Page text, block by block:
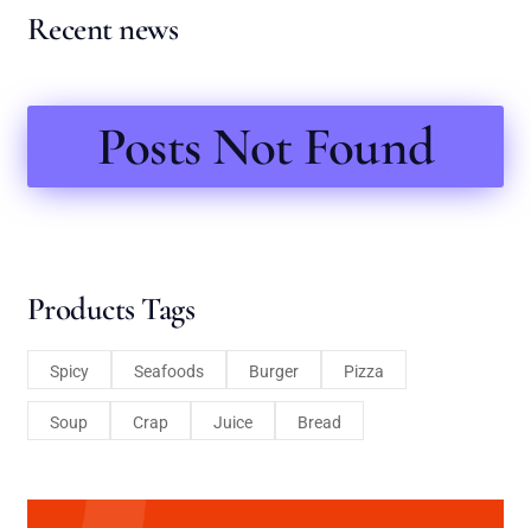
Recent news
Posts Not Found
Products Tags
Spicy Seafoods Burger Pizza
Soup Crap Juice Bread